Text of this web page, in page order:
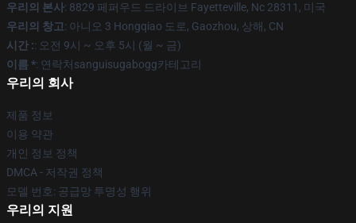
우리의 본사: 8829 페퍼우드 드라이브 Fayetteville, Nc 28311, 미국
우리의 창고: 아니오 3 Hongqiao 도로, Gaozhou, 상해, CN
시간 :: 오전 9시 ~ 오후 5시 (월 ~ 금)
이름 *: 연락처sanguisugabogg카테고리
우리의 회사
제품 정보
이용 약관
개인 정보 정책
DMCA - 저작권 정책
모델 번호: 공급망 투명성 행위
우리의 지원